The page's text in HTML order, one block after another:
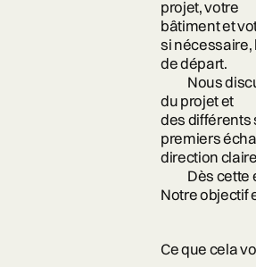
projet, votre
bâtiment et
si nécessaire,
de départ.
Nous
du projet et
des différents
premiers
direction
Dès cette
Notre objectif
Ce que cela